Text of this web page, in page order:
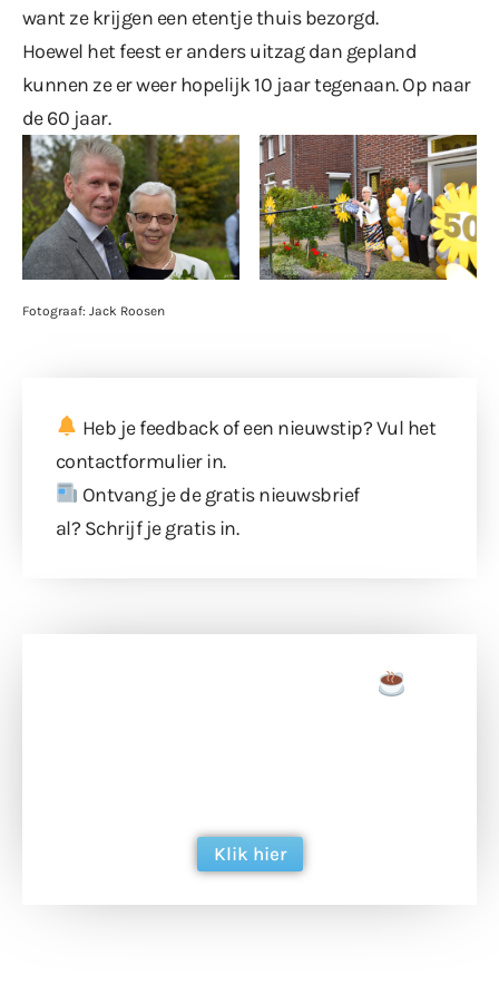
want ze krijgen een etentje thuis bezorgd.
Hoewel het feest er anders uitzag dan gepland
kunnen ze er weer hopelijk 10 jaar tegenaan. Op naar
de 60 jaar.
Fotograaf: Jack Roosen
Heb je feedback of een nieuwstip? Vul het
contactformulierin.
Ontvang je de gratis nieuwsbrief
al? Schrijf je gratis in.
Klik hier